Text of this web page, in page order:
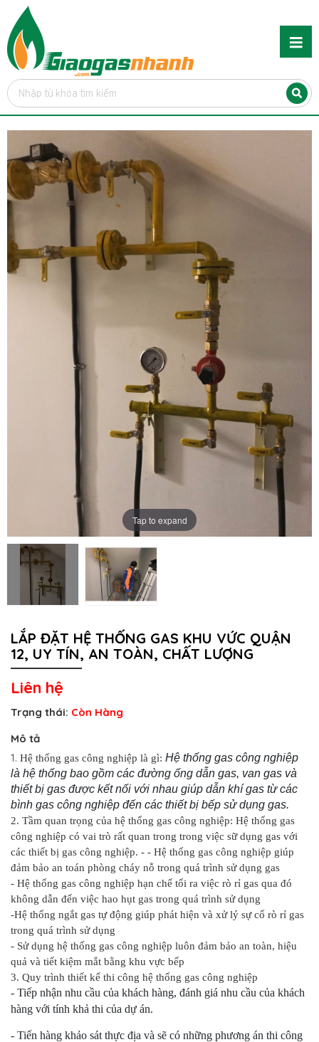
Tap to expand
LẮP ĐẶT HỆ THỐNG GAS KHU VỨC QUẬN
12, UY TÍN, AN TOÀN, CHẤT LƯỢNG
Liên hệ
Trạng thái: Còn Hàng
Mô tả
1. Hệ thống gas công nghiệp là gì: Hệ thống gas công nghiệp
là hệ thống bao gồm các đường ống dẫn gas, van gas và
thiết bị gas được kết nối với nhau giúp dẫn khí gas từ các
bình gas công nghiệp đến các thiết bị bếp sử dụng gas.
2. Tầm quan trọng của hệ thống gas công nghiệp: Hệ thống gas
công nghiệp có vai trò rất quan trong trong việc sữ dụng gas với
các thiết bị gas công nghiệp. - - Hệ thống gas công nghiệp giúp
đảm bảo an toán phòng cháy nỗ trong quá trình sử dụng gas
- Hệ thống gas công nghiệp hạn chế tối ra việc rò rỉ gas qua đó
không dẫn đến việc hao hụt gas trong quá trình sử dụng
-Hệ thống ngắt gas tự động giúp phát hiện và xử lý sự cố rò rỉ gas
trong quá trình sử dụng
- Sử dụng hệ thống gas công nghiệp luôn đảm bảo an toàn, hiệu
quả và tiết kiệm mắt bằng khu vực bếp
3. Quy trình thiết kế thi công hệ thống gas công nghiệp
- Tiếp nhận nhu cầu của khách hàng, đánh giá nhu cầu của khách
hàng với tính khả thi của dự án.
- Tiến hàng khảo sát thực địa và sẽ có những phương án thi công